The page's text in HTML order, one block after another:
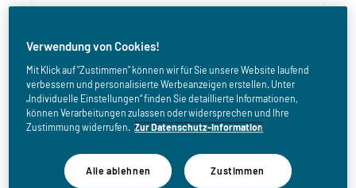
bis
Verwendung von Cookies!
Mit Klick auf "Zustimmen" können wir für Sie unsere Website laufend
verbessern und personalisierte Werbeanzeigen erstellen. Unter
„Individuelle Einstellungen“ finden Sie detaillierte Informationen,
können Verarbeitungen zulassen oder widersprechen und Ihre
Zustimmung widerrufen. Zur Datenschutz-Information
Alle ablehnen Zustimmen